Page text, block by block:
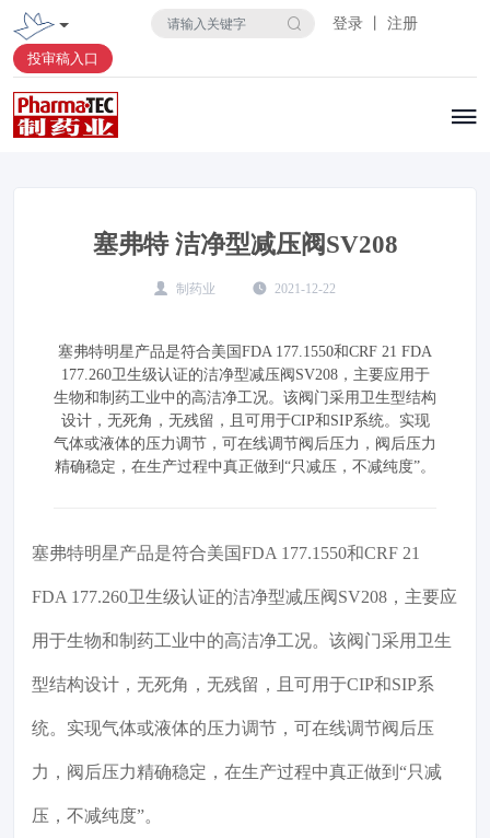
登录 丨 注册
投审稿入口
塞弗特 洁净型减压阀SV208
制药业 2021-12-22
塞弗特明星产品是符合美国FDA 177.1550和CRF 21 FDA
177.260卫生级认证的洁净型减压阀SV208，主要应用于
生物和制药工业中的高洁净工况。该阀门采用卫生型结构
设计，无死角，无残留，且可用于CIP和SIP系统。实现
气体或液体的压力调节，可在线调节阀后压力，阀后压力
精确稳定，在生产过程中真正做到“只减压，不减纯度”。
塞弗特明星产品是符合美国FDA 177.1550和CRF 21
FDA 177.260卫生级认证的洁净型减压阀SV208，主要应
用于生物和制药工业中的高洁净工况。该阀门采用卫生
型结构设计，无死角，无残留，且可用于CIP和SIP系
统。实现气体或液体的压力调节，可在线调节阀后压
力，阀后压力精确稳定，在生产过程中真正做到“只减
压，不减纯度”。